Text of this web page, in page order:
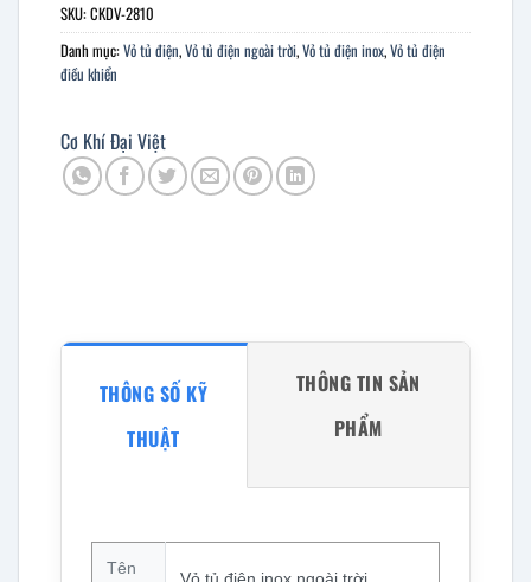
SKU:CKDV-2810
Danh mục:Vỏ tủ điện,Vỏ tủ điện ngoài trời,Vỏ tủ điện inox,Vỏ tủ điện
điều khiển
Cơ Khí Đại Việt
THÔNG SỐ KỸ
THUẬT
THÔNG TIN SẢN
PHẨM
Tên